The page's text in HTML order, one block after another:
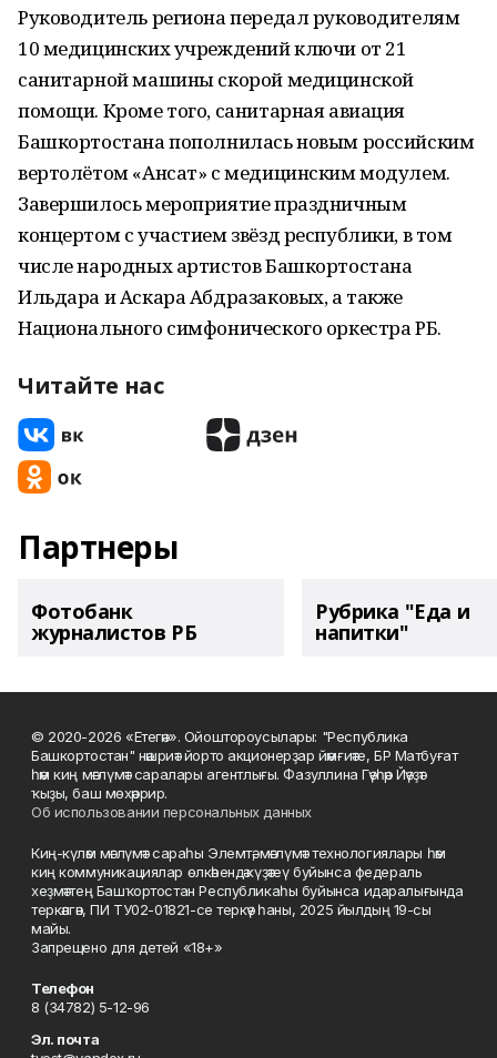
Руководитель региона передал руководителям
10 медицинских учреждений ключи от 21
санитарной машины скорой медицинской
помощи. Кроме того, санитарная авиация
Башкортостана пополнилась новым российским
вертолётом «Ансат» с медицинским модулем.
Завершилось мероприятие праздничным
концертом с участием звёзд республики, в том
числе народных артистов Башкортостана
Ильдара и Аскара Абдразаковых, а также
Национального симфонического оркестра РБ.
Читайте нас
Партнеры
Фотобанк
журналистов РБ
Рубрика "Еда и
напитки"
© 2020-2026 «Етегән». Ойоштороусылары: "Республика
Башкортостан" нәшриәт йорто акционерҙар йәмғиәте, БР Матбуғат
һәм киң мәғлүмәт саралары агентлығы. Фазуллина Гәүһәр Йәүҙәт
ҡыҙы, баш мөхәррир.
Об использовании персональных данных
Киң-күләм мәғлүмәт сараһы Элемтә, мәғлүмәт технологиялары һәм
киң коммуникациялар өлкәһендә күҙәтеү буйынса федераль
хеҙмәттең Башҡортостан Республикаһы буйынса идаралығында
теркәлгән, ПИ ТУ02-01821-се теркәү һаны, 2025 йылдың 19-сы
майы.
Запрещено для детей «18+»
Телефон
8 (34782) 5-12-96
Эл. почта